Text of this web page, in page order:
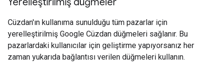
Cüzdan'ın kullanıma sunulduğu tüm pazarlar için
yerelleştirilmiş Google Cüzdan düğmeleri sağlanır. Bu
pazarlardaki kullanıcılar için geliştirme yapıyorsanız her
zaman yukarıda bağlantısı verilen düğmeleri kullanın.